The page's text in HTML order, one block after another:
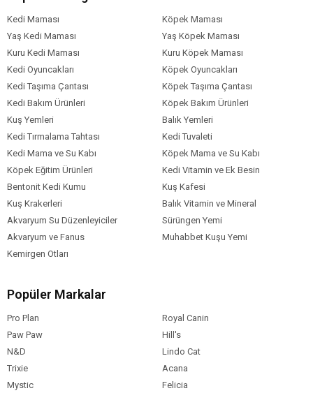
Gereksinim
Kedi Maması
İçerik
Kedi Maması
Paket Boyutu
Kedi Irk Özelliği
Kedi Maması
Köpek Maması
Yaş Kedi Maması
Yaş Köpek Maması
Kuru Kedi Maması
Kuru Köpek Maması
Kedi Oyuncakları
Köpek Oyuncakları
Kedi Taşıma Çantası
Köpek Taşıma Çantası
Kedi Bakım Ürünleri
Köpek Bakım Ürünleri
Kuş Yemleri
Balık Yemleri
Kedi Tırmalama Tahtası
Kedi Tuvaleti
Kedi Mama ve Su Kabı
Köpek Mama ve Su Kabı
Köpek Eğitim Ürünleri
Kedi Vitamin ve Ek Besin
Bentonit Kedi Kumu
Kuş Kafesi
Kuş Krakerleri
Balık Vitamin ve Mineral
Akvaryum Su Düzenleyiciler
Sürüngen Yemi
Akvaryum ve Fanus
Muhabbet Kuşu Yemi
Kemirgen Otları
Popüler Markalar
Pro Plan
Royal Canin
Paw Paw
Hill's
N&D
Lindo Cat
Trixie
Acana
Mystic
Felicia